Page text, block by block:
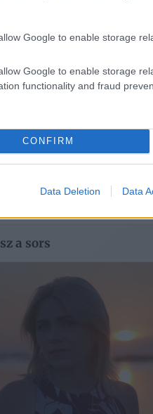
Google to enable storage
Google to enable storage
functionality and fraud
CONFIRM
Data Deletion Data
a postaládádba, ingyen.
Azadatkezelési tájékoztatót
a sors